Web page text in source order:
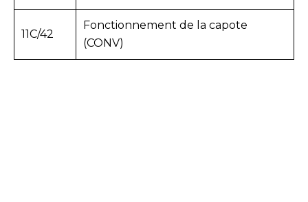
11C/42
Fonctionnement de la capote
(CONV)